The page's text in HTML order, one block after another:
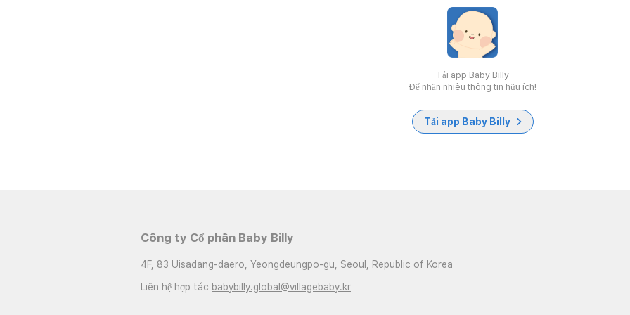
Tải app Baby Billy
Để nhận nhiều thông tin hữu ích!
Tải app Baby Billy
Công ty Cổ phần Baby Billy
4F, 83 Uisadang-daero, Yeongdeungpo-gu, Seoul, Republic of Korea
Liên hệ hợp tác babybilly.global@villagebaby.kr